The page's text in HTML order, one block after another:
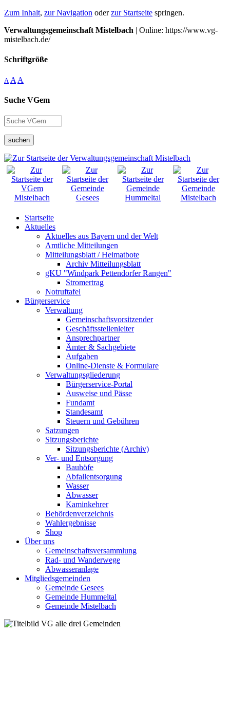
Zum Inhalt, zur Navigation oderzur Startseite springen.
Verwaltungsgemeinschaft Mistelbach | Online: https://www.vg-
mistelbach.de/
Schriftgröße
A A A
Suche VGem
suchen
Startseite
Aktuelles
Aktuelles aus Bayern und der Welt
Amtliche Mitteilungen
Mitteilungsblatt / Heimatbote
Archiv Mitteilungsblatt
gKU "Windpark Pettendorfer Rangen"
Stromertrag
Notruftafel
Bürgerservice
Verwaltung
Gemeinschaftsvorsitzender
Geschäftsstellenleiter
Ansprechpartner
Ämter & Sachgebiete
Aufgaben
Online-Dienste & Formulare
Verwaltungsgliederung
Bürgerservice-Portal
Ausweise und Pässe
Fundamt
Standesamt
Steuern und Gebühren
Satzungen
Sitzungsberichte
Sitzungsberichte (Archiv)
Ver- und Entsorgung
Bauhöfe
Abfallentsorgung
Wasser
Abwasser
Kaminkehrer
Behördenverzeichnis
Wahlergebnisse
Shop
Über uns
Gemeinschaftsversammlung
Rad- und Wanderwege
Abwasseranlage
Mitgliedsgemeinden
Gemeinde Gesees
Gemeinde Hummeltal
Gemeinde Mistelbach